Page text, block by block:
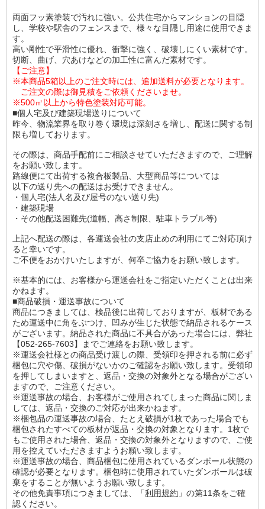
両面フッ素塗装で汚れに強い。公共住宅からマンションの目隠
し、学校や駅舎のフェンスまで、様々な目隠し用途に使用できま
す。
高い剛性で平滑性に優れ、衝撃に強く、破壊しにくい素材です。
切断、曲げ、穴あけなどの加工性に富んだ素材です。
【ご注意】
※本商品5箱以上のご注文時には、追加送料が必要となります。
ご注文の際は御見積をご依頼くださいませ。
※500㎡以上から特色塗装対応可能。
■個人宅及び建築現場送りについて
昨今、物流業界を取り巻く環境は深刻さを増し、配送に関する制
限も増しております。
その際は、商品手配前にご相談させていただきますので、ご理解
をお願い致します。
路線便にて出荷する複合板製品、大型商品等については
以下の送り先への配送はお受けできません。
・個人宅(法人名及び屋号のない送り先)
・建築現場
・その他配送困難先(道幅、高さ制限、駐車トラブル等)
上記へ配送の際は、各運送会社の支店止めの利用にてご対応頂け
ると幸いです。
ご不便をおかけいたしますが、何卒ご協力をお願い致します。
※基本的には、お客様から運送会社をご指定いただくことは出来
かねます。
■商品破損・運送事故について
商品につきましては、検品後に出荷しておりますが、板材である
ため運送中に角をぶつけ、凹みが生じた状態で納品されるケース
がございます。納品された商品に不具合があった場合には、弊社
【052-265-7603】までご連絡をお願い致します。
※運送会社様との商品受け渡しの際、受領印を押される前に必ず
梱包に穴や傷、破損がないかのご確認をお願い致します。受領印
を押してしまいますと、返品・交換の対象外となる場合がござい
ますので、ご注意ください。
※運送事故の場合、お客様がご使用されてしまった商品に関しま
しては、返品・交換のご対応が出来かねます。
※梱包品の運送事故の場合、たとえ破損が1枚であった場合でも
梱包されたすべての板材が返品・交換の対象となります。1枚で
もご使用された場合、返品・交換の対象外となりますので、ご使
用を控えていただきますようお願い致します。
※運送事故の場合、商品梱包に使用されているダンボール状態の
確認が必要となります。梱包時に使用されていたダンボールは破
棄をすることが無いようお願い致します。
その他免責事項につきましては、「利用規約 」の第11条をご確
認ください。